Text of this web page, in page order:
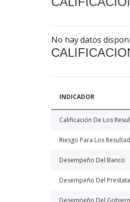
No hay datos
INDICADOR
Calificación De Los
Riesgo Para Los
Desempeño Del Banco
Desempeño Del